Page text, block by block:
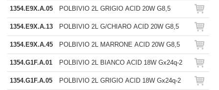
1354.E9X.A.05 POLBIVIO 2L GRIGIO ACID 20W G8,5
1354.E9X.A.13 POLBIVIO 2L G/CHIARO ACID 20W G8,5
1354.E9X.A.45 POLBIVIO 2L MARRONE ACID 20W G8,5
1354.G1F.A.01 POLBIVIO 2L BIANCO ACID 18W Gx24q-2
1354.G1F.A.05 POLBIVIO 2L GRIGIO ACID 18W Gx24q-2